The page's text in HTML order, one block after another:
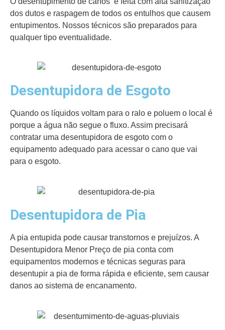
dos dutos e raspagem de todos os entulhos que causem
entupimentos. Nossos técnicos são preparados para
qualquer tipo eventualidade.
Desentupidora de Esgoto
Quando os líquidos voltam para o ralo e poluem o local é
porque a água não segue o fluxo. Assim precisará
contratar uma desentupidora de esgoto com o
equipamento adequado para acessar o cano que vai
para o esgoto.
Desentupidora de Pia
A pia entupida pode causar transtornos e prejuízos. A
Desentupidora Menor Preço de pia conta com
equipamentos modernos e técnicas seguras para
desentupir a pia de forma rápida e eficiente, sem causar
danos ao sistema de encanamento.